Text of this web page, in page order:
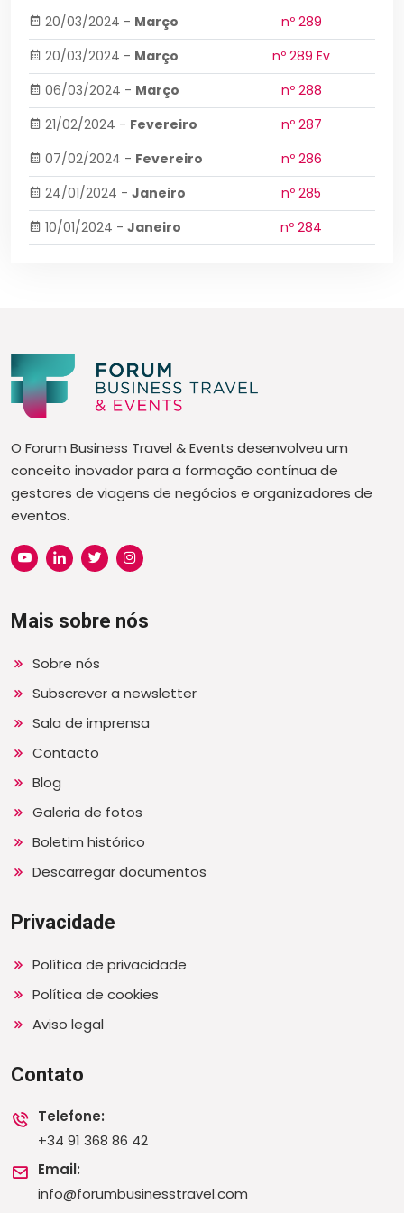
20/03/2024 - Março
nº 289
20/03/2024 - Março
nº 289 Ev
06/03/2024 - Março
nº 288
21/02/2024 - Fevereiro
nº 287
07/02/2024 - Fevereiro
nº 286
24/01/2024 - Janeiro
nº 285
10/01/2024 - Janeiro nº 284
O Forum Business Travel & Events desenvolveu um
conceito inovador para a formação contínua de
gestores de viagens de negócios e organizadores de
eventos.
Mais sobre nós
Sobre nós
Subscrever a newsletter
Sala de imprensa
Contacto
Blog
Galeria de fotos
Boletim histórico
Descarregar documentos
Privacidade
Política de privacidade
Política de cookies
Aviso legal
Contato
Telefone:
+34 91 368 86 42
Email:
info@forumbusinesstravel.com